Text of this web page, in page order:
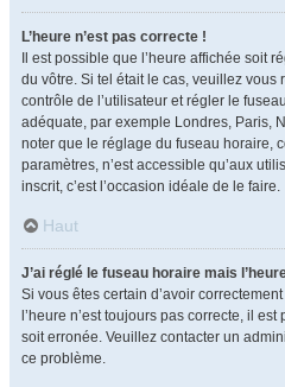
L’heure n’est pas correcte !
Il est possible que l’heure affichée soit
du vôtre. Si tel était le cas, veuillez vous
contrôle de l’utilisateur et régler le
adéquate, par exemple Londres, Paris,
noter que le réglage du fuseau horaire,
paramètres, n’est accessible qu’aux
inscrit, c’est l’occasion idéale de le faire.
Haut
J’ai réglé le fuseau horaire mais
Si vous êtes certain d’avoir
l’heure n’est toujours pas correcte, il
soit erronée. Veuillez contacter un
ce problème.